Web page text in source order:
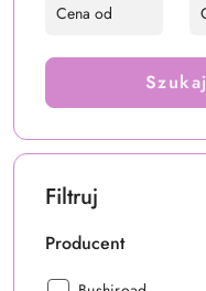
Szukaj
Filtruj
Producent